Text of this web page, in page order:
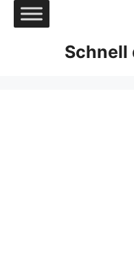
Zum
Inhalt
Schnell